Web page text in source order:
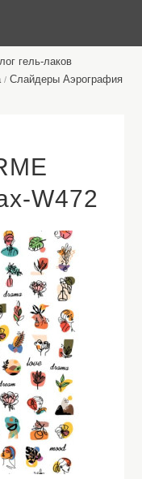
гель-лаков
/ Слайдеры Аэрография
W472